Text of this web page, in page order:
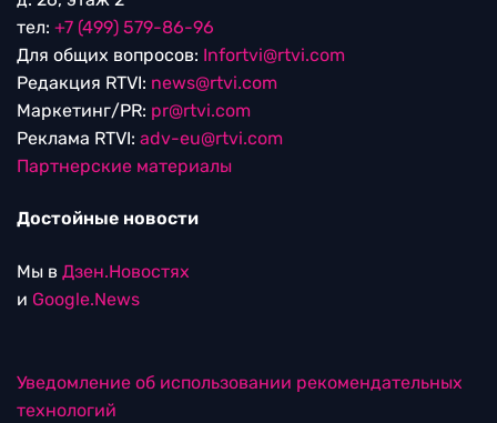
тел: +7 (499) 579-86-96
Для общих вопросов: Infortvi@rtvi.com
Редакция RTVI: news@rtvi.com
Маркетинг/PR: pr@rtvi.com
Реклама RTVI: adv-eu@rtvi.com
Партнерские материалы
Достойные новости
Мы в Дзен.Новостях
и Google.News
Уведомление об использовании рекомендательных
технологий